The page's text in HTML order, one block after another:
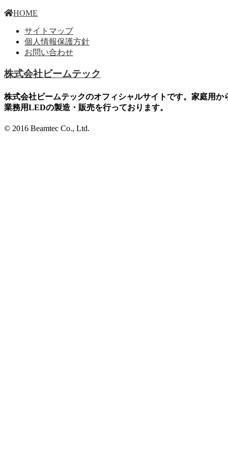
HOME
サイトマップ
個人情報保護方針
お問い合わせ
株式会社ビームテック
株式会社ビームテックのオフィシャルサイトです。家庭用か
業務用LEDの製造・販売を行っております。
© 2016 Beamtec Co., Ltd.